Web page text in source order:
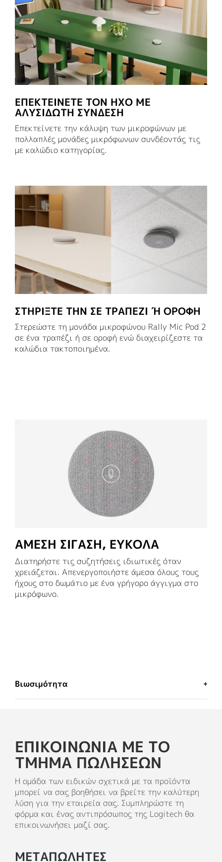
ΕΠΕΚΤΕΊΝΕΤΕ ΤΟΝ ΉΧΟ ΜΕ
ΑΛΥΣΙΔΩΤΉ ΣΎΝΔΕΣΗ
Επεκτείνετε την κάλυψη των μικροφώνων με
πολλαπλές μονάδες μικρόφωνων συνδέοντάς τις
με καλώδιο κατηγορίας.
ΣΤΗΡΊΞΤΕ ΤΗΝ ΣΕ ΤΡΑΠΈΖΙ Ή ΟΡΟΦΉ
Στερεώστε τη μονάδα μικροφώνου Rally Mic Pod 2
σε ένα τραπέζι ή σε οροφή ενώ διαχειρίζεστε τα
καλώδια τακτοποιημένα.
ΑΜΕΣΗ ΣΙΓΑΣΗ, ΕΥΚΟΛΑ
Διατηρήστε τις συζητήσεις ιδιωτικές όταν
χρειάζεται. Απενεργοποιήστε άμεσα όλους τους
ήχους στο δωμάτιο με ένα γρήγορο άγγιγμα στο
μικρόφωνο.
Βιωσιμότητα
Η Logitech έχει δεσμευτεί να συμβάλλει στη
δημιουργία ενός πιο βιώσιμου κόσμου.
Καταβάλλουμε προσπάθειες για να
ελαχιστοποιήσουμε το περιβαλλοντικό μας
αποτύπωμα και να επιταχύνουμε τον ρυθμό της
κοινωνικής αλλαγής.
ΚΑΤΑΣΚΕΥΑΣΜΈΝΟ ΜΕ NEXT
ΕΠΙΚΟΙΝΩΝΊΑ ΜΕ ΤΟ
ΤΜΉΜΑ ΠΩΛΉΣΕΩΝ
Η ομάδα των ειδικών σχετικά με τα προϊόντα
μπορεί να σας βοηθήσει να βρείτε την καλύτερη
λύση για την εταιρεία σας. Συμπληρώστε τη
φόρμα και ένας αντιπρόσωπος της Logitech θα
επικοινωνήσει μαζί σας.
ΜΕΤΑΠΩΛΗΤΕΣ